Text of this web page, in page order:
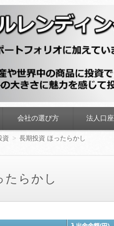
ンディング
会社の選び方 法人口座
資 長期投資 ほったらかし
たらかし